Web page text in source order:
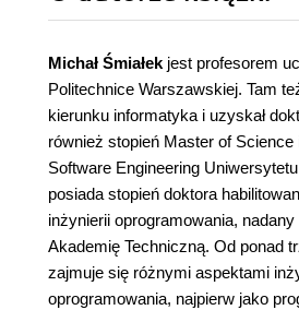
Michał Śmiałekjest profesorem
Politechnice Warszawskiej. Tam
kierunku informatyka i uzyskał
również stopień Master of Science
Software Engineering
posiada stopień doktora
inżynierii oprogramowania,
Akademię Techniczną. Od ponad
zajmuje się różnymi aspektami
oprogramowania, najpierw jako